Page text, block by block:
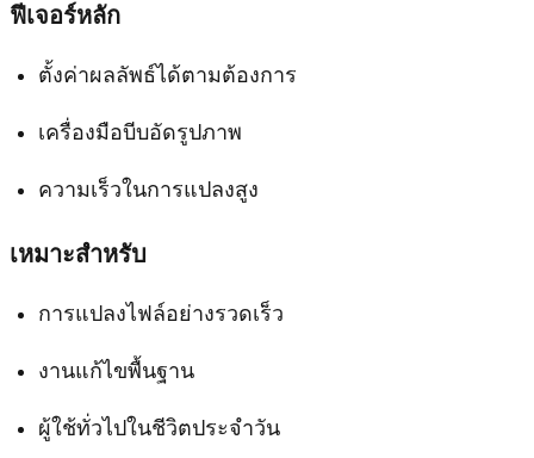
ฟีเจอร์หลัก
ตั้งค่าผลลัพธ์ได้ตามต้องการ
เครื่องมือบีบอัดรูปภาพ
ความเร็วในการแปลงสูง
เหมาะสำหรับ
การแปลงไฟล์อย่างรวดเร็ว
งานแก้ไขพื้นฐาน
ผู้ใช้ทั่วไปในชีวิตประจำวัน